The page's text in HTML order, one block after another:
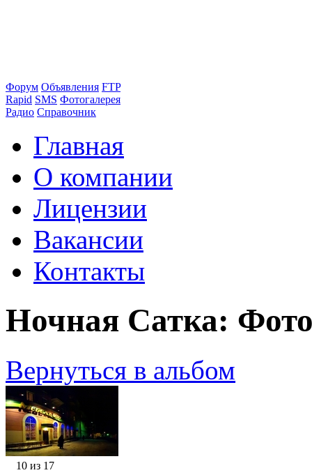
Форум Объявления FTP
Rapid SMS Фотогалерея
Радио Справочник
Главная
О компании
Лицензии
Вакансии
Контакты
Ночная Сатка:
Вернуться в альбом
10 из 17